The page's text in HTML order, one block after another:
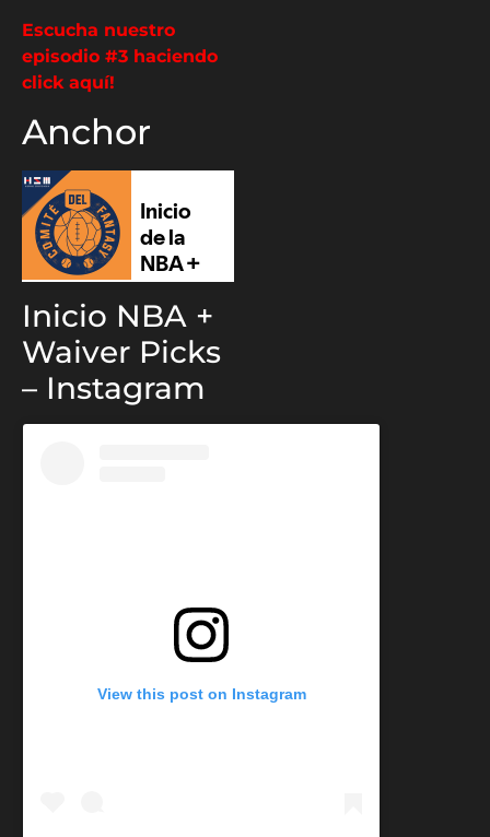
Escucha nuestro
episodio #3 haciendo
click aquí!
Anchor
Inicio NBA +
Waiver Picks
– Instagram
View this post on Instagram